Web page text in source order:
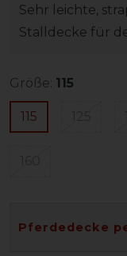
Sehr leichte,
Stalldecke für
Größe: 115
115
Pferdedecke